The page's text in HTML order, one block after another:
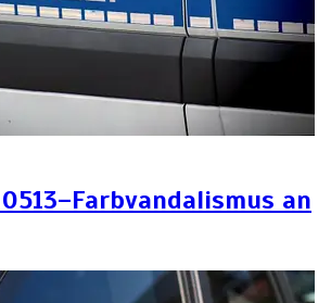
0513–Farbvandalismus an